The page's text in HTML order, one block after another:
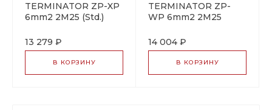
TERMINATOR ZP-XP
6mm2 2M25 (Std.)
соединительная
13 279 ₽
В КОРЗИНУ
TERMINATOR ZP-
WP 6mm2 2M25
соединительная
14 004 ₽
В КОРЗИНУ